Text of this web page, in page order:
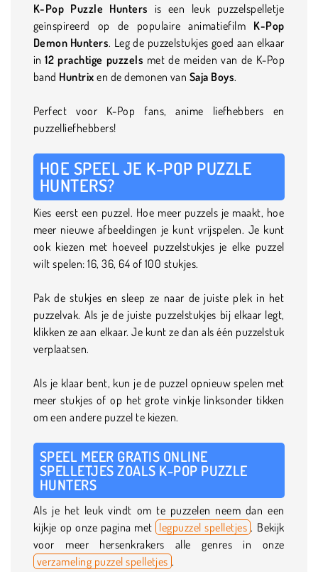
K-Pop Puzzle Hunters is een leuk puzzelspelletje
geïnspireerd op de populaire animatiefilm K-Pop
Demon Hunters. Leg de puzzelstukjes goed aan elkaar
in12 prachtige puzzels met de meiden van de K-Pop
band Huntrix en de demonen van Saja Boys.
Perfect voor K-Pop fans, anime liefhebbers en
puzzelliefhebbers!
HOE SPEEL JE K-POP PUZZLE
HUNTERS?
Kies eerst een puzzel. Hoe meer puzzels je maakt, hoe
meer nieuwe afbeeldingen je kunt vrijspelen. Je kunt
ook kiezen met hoeveel puzzelstukjes je elke puzzel
wilt spelen: 16, 36, 64 of 100 stukjes.
Pak de stukjes en sleep ze naar de juiste plek in het
puzzelvak. Als je de juiste puzzelstukjes bij elkaar legt,
klikken ze aan elkaar. Je kunt ze dan als één puzzelstuk
verplaatsen.
Als je klaar bent, kun je de puzzel opnieuw spelen met
meer stukjes of op het grote vinkje linksonder tikken
om een andere puzzel te kiezen.
SPEEL MEER GRATIS ONLINE
SPELLETJES ZOALS K-POP PUZZLE
HUNTERS
Als je het leuk vindt om te puzzelen neem dan een
kijkje op onze pagina met legpuzzel spelletjes . Bekijk
voor meer hersenkrakers alle genres in onze
verzameling puzzel spelletjes .